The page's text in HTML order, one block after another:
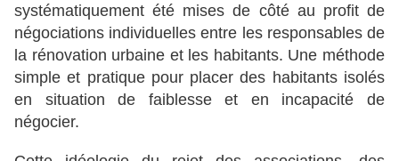
systématiquement été mises de côté au profit de
négociations individuelles entre les responsables de
la rénovation urbaine et les habitants. Une méthode
simple et pratique pour placer des habitants isolés
en situation de faiblesse et en incapacité de
négocier.